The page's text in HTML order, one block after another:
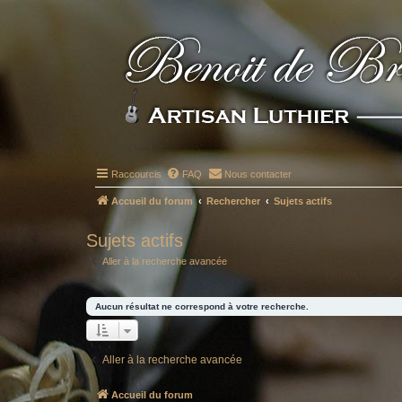
Raccourcis FAQ Nous contacter
Accueil du forum Rechercher Sujets actifs
Sujets actifs
Aller à la recherche avancée
Aucun résultat ne correspond à votre recherche.
Aller à la recherche avancée
Accueil du forum